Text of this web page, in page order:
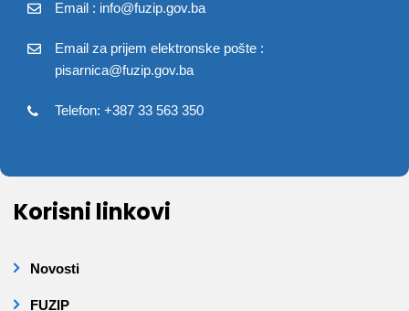
Email : info@fuzip.gov.ba
Email za prijem elektronske pošte :
pisarnica@fuzip.gov.ba
Telefon: +387 33 563 350
Korisni linkovi
Novosti
FUZIP